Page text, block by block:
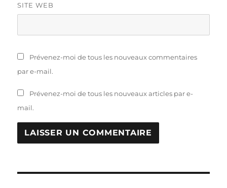
SITE WEB
Prévenez-moi de tous les nouveaux commentaires
par e-mail.
Prévenez-moi de tous les nouveaux articles par e-
mail.